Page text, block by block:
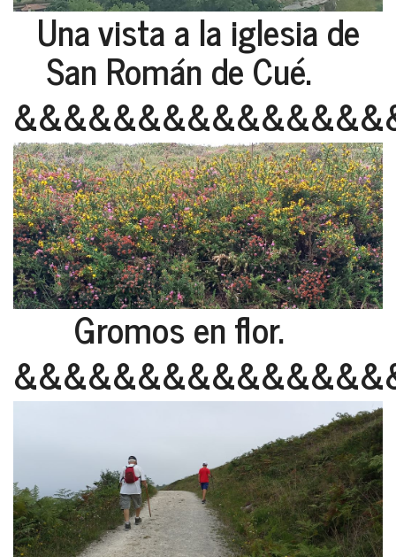
Una vista a la iglesia de
San Román de Cué.
Gromos en flor.